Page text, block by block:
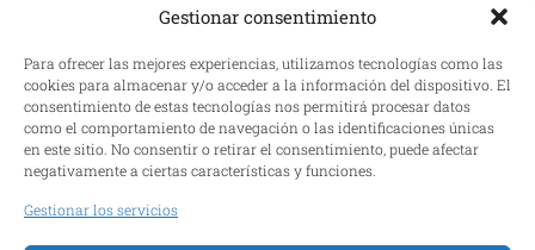
Gestionar consentimiento
Para ofrecer las mejores experiencias, utilizamos tecnologías como las
cookies para almacenar y/o acceder a la información del dispositivo. El
consentimiento de estas tecnologías nos permitirá procesar datos
como el comportamiento de navegación o las identificaciones únicas
en este sitio. No consentir o retirar el consentimiento, puede afectar
negativamente a ciertas características y funciones.
Gestionar los servicios
CAMBIOS Y DEVOLUCIONES
NOSOTROS
MI CUENTA
CONTACTO